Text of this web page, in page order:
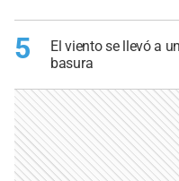
5
El viento se llevó a
basura